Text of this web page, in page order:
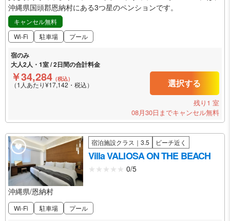
沖縄県国頭郡恩納村にある3つ星のペンションです。
キャンセル無料
Wi-Fi
駐車場 プール
宿のみ
大人2人・1室 / 2日間の合計料金
￥34,284 （税込）
（1人あたり¥17,142・税込） 選択する
残り1 室
08月30日までキャンセル無料
宿泊施設クラス｜3.5 ビーチ近く
Villa VALIOSA ON THE BEACH
0/5
沖縄県/恩納村
Wi-Fi 駐車場 プール